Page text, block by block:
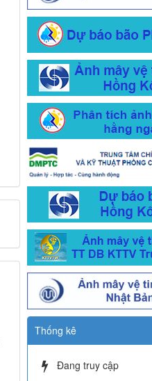
Thống kê
Đang truy cập
Hôm nay
Tháng hiện tại